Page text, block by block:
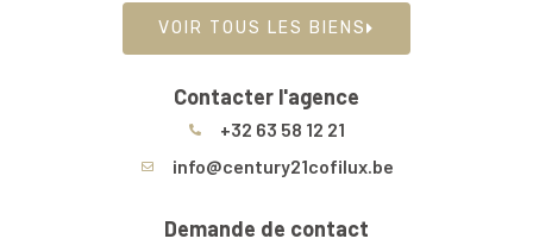
VOIR TOUS LES BIENS
Contacter l'agence
+32 63 58 12 21
info@century21cofilux.be
Demande de contact